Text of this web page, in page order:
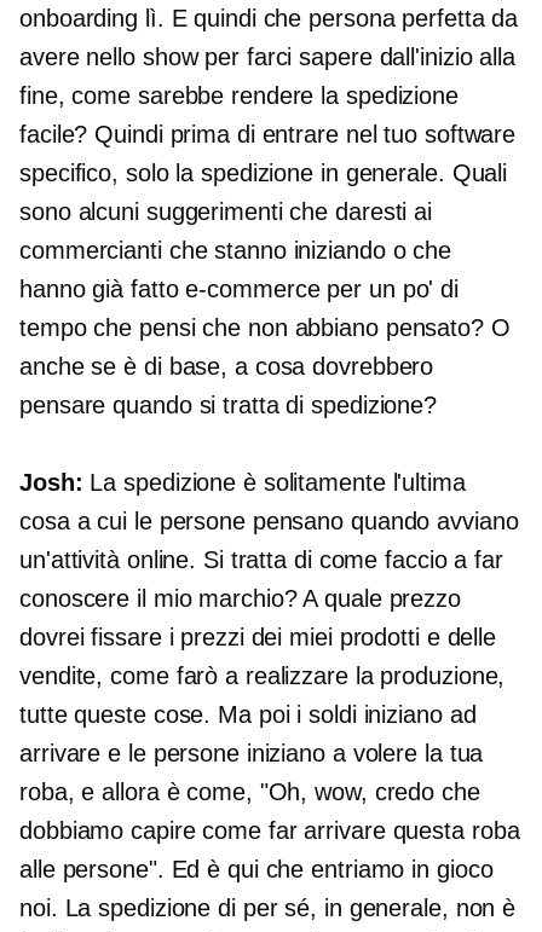
onboarding lì. E quindi che persona perfetta da
avere nello show per farci sapere dall'inizio alla
fine, come sarebbe rendere la spedizione
facile? Quindi prima di entrare nel tuo software
specifico, solo la spedizione in generale. Quali
sono alcuni suggerimenti che daresti ai
commercianti che stanno iniziando o che
hanno già fattoe-commerceper un po' di
tempo che pensi che non abbiano pensato? O
anche se è di base, a cosa dovrebbero
pensare quando si tratta di spedizione?
Josh: La spedizione è solitamente l'ultima
cosa a cui le persone pensano quando avviano
un'attività online. Si tratta di come faccio a far
conoscere il mio marchio? A quale prezzo
dovrei fissare i prezzi dei miei prodotti e delle
vendite, come farò a realizzare la produzione,
tutte queste cose. Ma poi i soldi iniziano ad
arrivare e le persone iniziano a volere la tua
roba, e allora è come, "Oh, wow, credo che
dobbiamo capire come far arrivare questa roba
alle persone". Ed è qui che entriamo in gioco
noi. La spedizione di per sé, in generale, non è